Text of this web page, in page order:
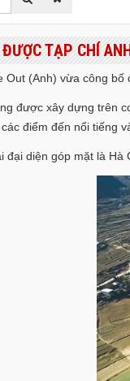
TẠP CHÍ
Out (Anh) vừa công
được xây dựng trên
điểm đến nổi tiếng
đại diện góp mặt là